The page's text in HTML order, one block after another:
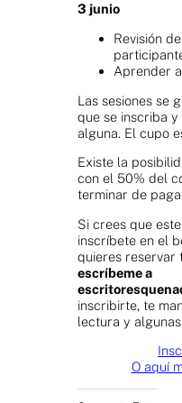
3 junio
Revisión
Aprender
Las sesiones se
que se inscriba
alguna. El cupo
Existe la
con el 50% del
terminar de
Si crees que
inscríbete en el
quieres reservar
escríbeme a
inscribirte, te
lectura y
O aquí